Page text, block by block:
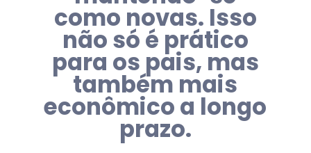
como novas. Isso
não só é prático
para os pais, mas
também mais
econômico a longo
prazo.